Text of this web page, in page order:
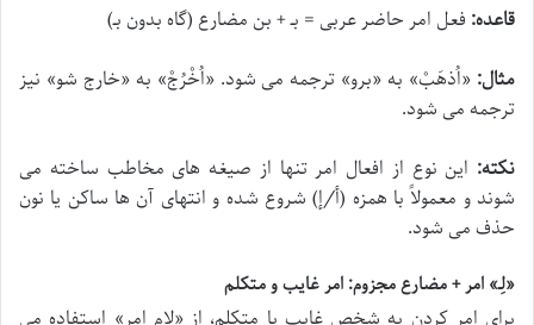
قاعده: فعل امر حاضر عربی = ب‍ـ + بن مضارع (گاه بدون ب‍ـ)
مثال: «اُذهَبْ» به «برو» ترجمه می شود. «اُخْرُجْ» به «خارج شو» نیز
ترجمه می شود.
نکته: این نوع از افعال امر تنها از صیغه های مخاطب ساخته می
شوند و معمولاً با همزه (أ/إ) شروع شده و انتهای آن ها ساکن یا نون
حذف می شود.
«لِ‍ـ» امر + مضارع مجزوم: امر غایب و متکلم